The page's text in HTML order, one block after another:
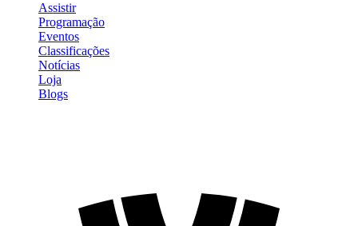
Assistir
Programação
Eventos
Classificações
Notícias
Loja
Blogs